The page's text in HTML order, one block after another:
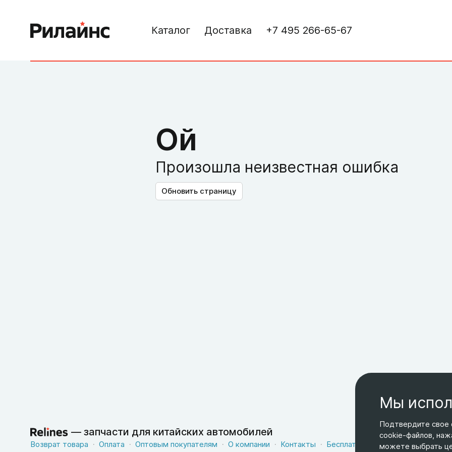
Каталог Доставка +7 495 266-65-67
Ой
Произошла неизвестная ошибка
Обновить страницу
— запчасти для китайских автомобилей
Возврат товара Оплата Оптовым покупателям О компании Контакты Бесплатная доставка
Оферта
Мы
Подтвердите свое
cookie-файлов,
можете выбрать